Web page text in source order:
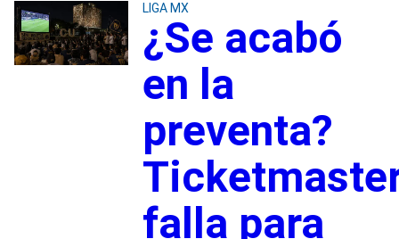
LIGA MX
¿Se acabó
en la
preventa?
falla para